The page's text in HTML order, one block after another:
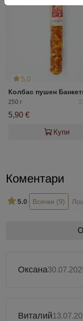
5.0
Колбас пушен
250 г
5,90 €
Купи
Коментари
5.0 Всички (9)
Оксана
Виталий